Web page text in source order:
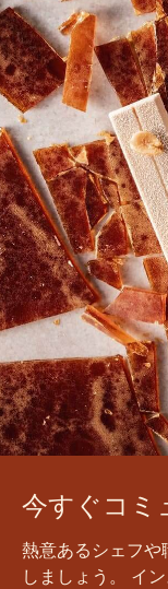
今すぐコミ
熱意あるシェフや
しましょう。 イ